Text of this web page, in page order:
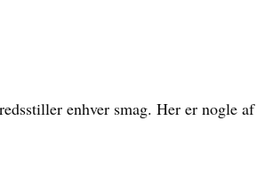
enhver smag. Her er nogle